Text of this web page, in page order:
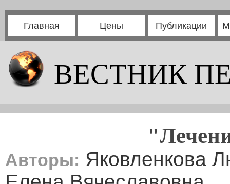
Главная Цены Публикации
ВЕСТНИК
Авторы: Яковленкова